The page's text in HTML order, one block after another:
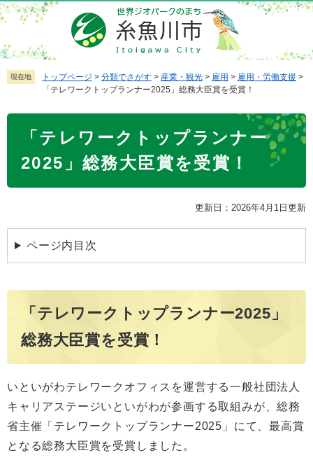
ペ
ー
ジ
の
先
メ
ニ
ュ
ー
を現在地 トップページ > 分類でさがす > 産業・観光 > 雇用 > 雇用・労働支援 >
「テレワークトップランナー2025」総務大臣賞を受賞！
「テレワークトップランナー
2025」総務大臣賞を受賞！
更新日：2026年4月1日更新
ページ内目次
「テレワークトップランナー2025」
総務大臣賞を受賞！
いといがわテレワークオフィスを運営する一般社団法人
キャリアステージいといがわが参画する取組みが、総務
省主催「テレワークトップランナー2025」にて、最高賞
となる総務大臣賞を受賞しました。